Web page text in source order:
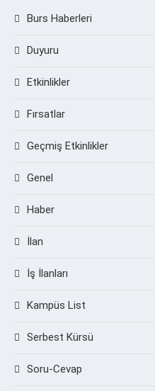
Burs Haberleri
Duyuru
Etkinlikler
Fırsatlar
Geçmiş Etkinlikler
Genel
Haber
İlan
İş İlanları
Kampüs List
Serbest Kürsü
Soru-Cevap